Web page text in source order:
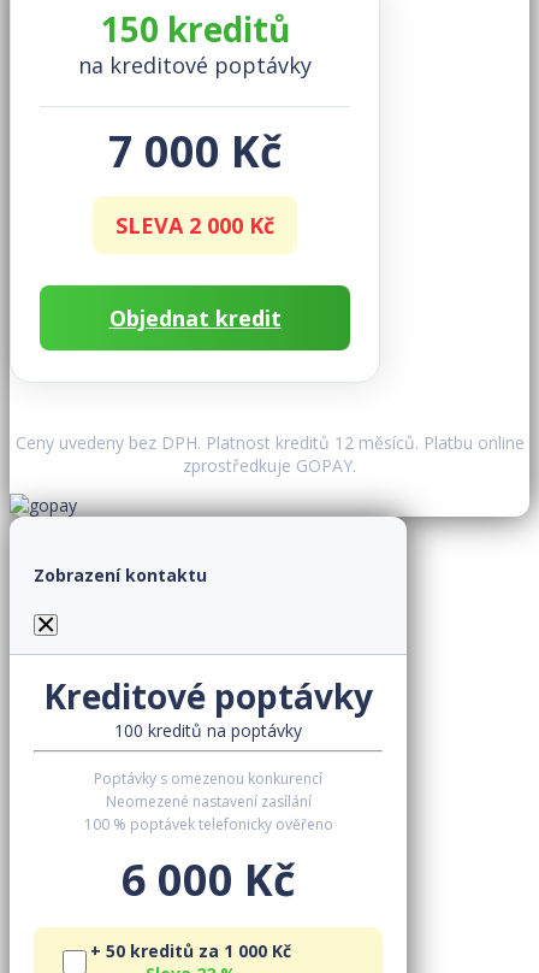
150 kreditů
na kreditové poptávky
7 000 Kč
SLEVA 2 000 Kč
Objednat kredit
Ceny uvedeny bez DPH. Platnost kreditů 12 měsíců. Platbu online
zprostředkuje GOPAY.
Zobrazení kontaktu
×
Kreditové poptávky
100 kreditů na poptávky
Poptávky s omezenou konkurencí
Neomezené nastavení zasílání
100 % poptávek telefonicky ověřeno
6 000 Kč
+ 50 kreditů za 1 000 Kč